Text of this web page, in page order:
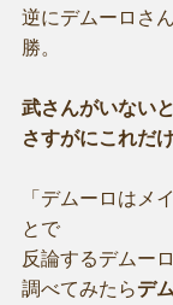
逆にデムーロさ
勝。
武さんがいない
さすがにこれだ
「デムーロはメ
とで
反論するデムー
調べてみたらデ